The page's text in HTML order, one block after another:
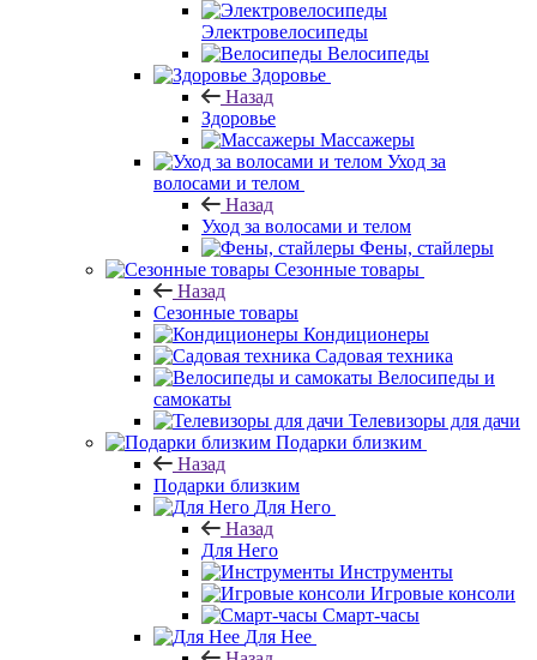
Электровелосипеды
Велосипеды
Здоровье
Назад
Здоровье
Массажеры
Уход за
волосами и телом
Назад
Уход за волосами и телом
Фены, стайлеры
Сезонные товары
Назад
Сезонные товары
Кондиционеры
Садовая техника
Велосипеды и
самокаты
Телевизоры для дачи
Подарки близким
Назад
Подарки близким
Для Него
Назад
Для Него
Инструменты
Игровые консоли
Смарт-часы
Для Нее